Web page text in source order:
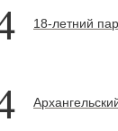
18-летний